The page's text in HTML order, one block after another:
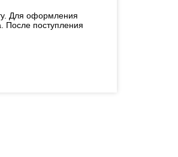
Для оформления
После поступления